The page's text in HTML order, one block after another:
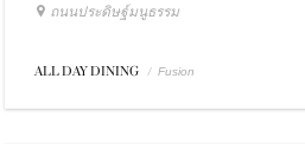
ถนนประดิษฐ์มนูธรรม
ALL DAY DINING / Fusion